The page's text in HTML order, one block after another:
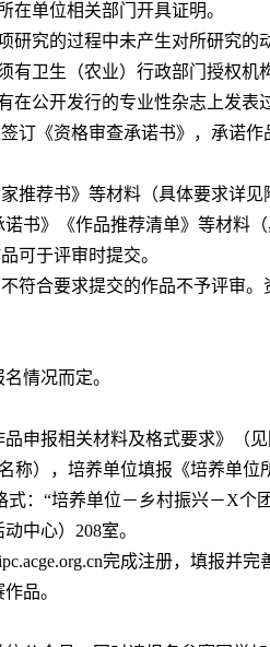
在单位相关部门开具证明。
研究的过程中未产生对所研究的
有卫生（农业）行政部门授权机
在公开发行的专业性杂志上发表
订《资格审查承诺书》，承诺
推荐书》等材料（具体要求详
书》《作品推荐清单》等材料（
可于评审时提交。
符合要求提交的作品不予评审
情况而定。
申报相关材料及格式要求》（
称），培养单位填报《培养单
式：“培养单位－乡村振兴－X
中心）208室。
完成注册，填报并
品。